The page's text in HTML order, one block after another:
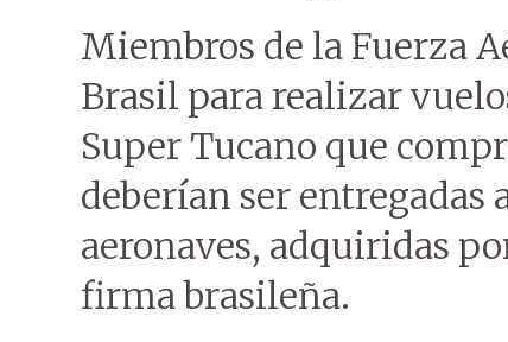
Miembros de la Fuerza
Brasil para realizar
Super Tucano que
deberían ser entregadas
aeronaves, adquiridas
firma brasileña.